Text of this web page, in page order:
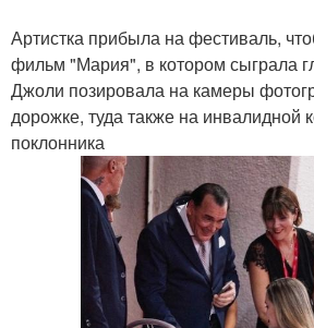
Артистка прибыла на фестиваль,
фильм "Мария", в котором сыграла
Джоли позировала на камеры
дорожке, туда также на инвалидной
поклонника